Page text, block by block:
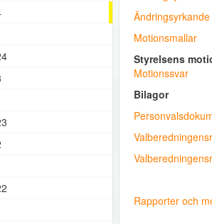
Motionsmallar
Styrelsens
Motionssvar
Bilagor
Rapporter och